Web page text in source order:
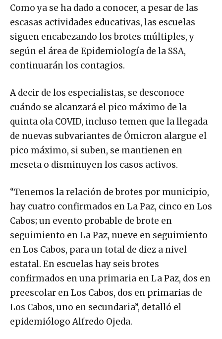
Como ya se ha dado a conocer, a pesar de las
escasas actividades educativas, las escuelas
siguen encabezando los brotes múltiples, y
según el área de Epidemiología de la SSA,
continuarán los contagios.
A decir de los especialistas, se desconoce
cuándo se alcanzará el pico máximo de la
quinta ola COVID, incluso temen que la llegada
de nuevas subvariantes de Ómicron alargue el
pico máximo, si suben, se mantienen en
meseta o disminuyen los casos activos.
“Tenemos la relación de brotes por municipio,
hay cuatro confirmados en La Paz, cinco en Los
Cabos; un evento probable de brote en
seguimiento en La Paz, nueve en seguimiento
en Los Cabos, para un total de diez a nivel
estatal. En escuelas hay seis brotes
confirmados en una primaria en La Paz, dos en
preescolar en Los Cabos, dos en primarias de
Los Cabos, uno en secundaria”, detalló el
epidemiólogo Alfredo Ojeda.